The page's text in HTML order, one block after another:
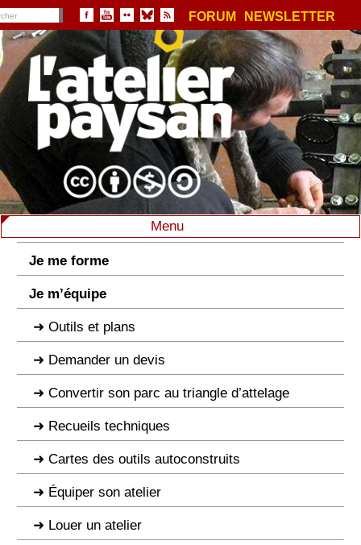
FORUM NEWSLETTER
Menu
Je me forme
Je m’équipe
Outils et plans
Demander un devis
Convertir son parc au triangle d’attelage
Recueils techniques
Cartes des outils autoconstruits
Équiper son atelier
Louer un atelier